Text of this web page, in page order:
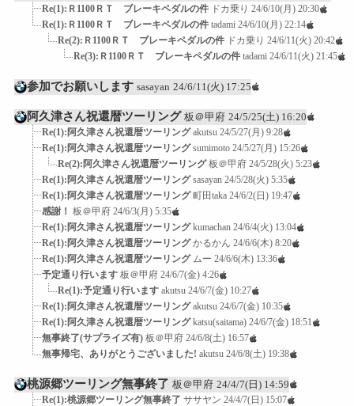
Re(1):Ｒ1100ＲＴ ブレーキペダルの件 ドカ乗り 24/6/10(月) 20:30
Re(1):Ｒ1100ＲＴ ブレーキペダルの件 tadami 24/6/10(月) 22:14
Re(2):Ｒ1100ＲＴ ブレーキペダルの件 ドカ乗り 24/6/11(火) 20:42
Re(3):Ｒ1100ＲＴ ブレーキペダルの件 tadami 24/6/11(火) 21:45
参加でお願いします sasayan 24/6/11(火) 17:25
阿久津さん祝還暦ツーリング 板＠甲府 24/5/25(土) 16:20
Re(1):阿久津さん祝還暦ツーリング akutsu 24/5/27(月) 9:28
Re(1):阿久津さん祝還暦ツーリング sumimoto 24/5/27(月) 15:26
Re(2):阿久津さん祝還暦ツーリング 板＠甲府 24/5/28(火) 5:23
Re(1):阿久津さん祝還暦ツーリング sasayan 24/5/28(火) 5:35
Re(1):阿久津さん祝還暦ツーリング 町田taka 24/6/2(日) 19:47
感謝！ 板＠甲府 24/6/3(月) 5:35
Re(1):阿久津さん祝還暦ツーリング kumachan 24/6/4(火) 13:04
Re(1):阿久津さん祝還暦ツーリング かるかん 24/6/6(木) 8:20
Re(1):阿久津さん祝還暦ツーリング ムー 24/6/6(木) 13:36
予定通り行います 板＠甲府 24/6/7(金) 4:26
Re(1):予定通り行います akutsu 24/6/7(金) 10:27
Re(1):阿久津さん祝還暦ツーリング akutsu 24/6/7(金) 10:35
Re(1):阿久津さん祝還暦ツーリング katsu(saitama) 24/6/7(金) 18:51
無事終了(サプライズ有) 板＠甲府 24/6/8(土) 16:57
無事帰宅、ありがとうございました! akutsu 24/6/8(土) 19:38
桃源郷ツーリング無事終了 板＠甲府 24/4/7(日) 14:59
Re(1):桃源郷ツーリング無事終了 ササヤン 24/4/7(日) 15:07